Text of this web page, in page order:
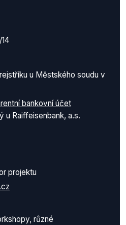
u Městského soudu v
bankovní účet
u Raiffeisenbank, a.s.
projektu
různé